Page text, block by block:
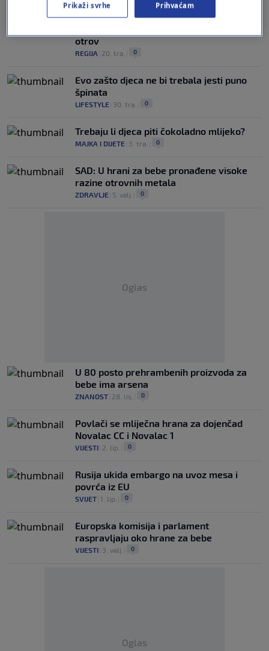
PREVENTIVNA MJERA
I slovenske trgovine povukle dječju hranu
otrov
REGIJA 20. tra. 0
Evo zašto djeca ne bi trebala jesti puno
špinata
LIFESTYLE 30. tra. 0
Trebaju li djeca piti čokoladno mlijeko?
MAJKA I DIJETE 3. tra. 0
SAD: U hrani za bebe pronađene visoke
razine otrovnih metala
ZDRAVLJE 5. velj. 0
Oglas
U 80 posto prehrambenih proizvoda za
bebe ima arsena
ZNANOST 28. lis. 0
Povlači se mliječna hrana za dojenčad
Novalac CC i Novalac 1
VIJESTI 2. lip. 0
Rusija ukida embargo na uvoz mesa i
povrća iz EU
SVIJET 1. lip. 0
Europska komisija i parlament
raspravljaju oko hrane za bebe
VIJESTI 3. velj. 0
Oglas
Prikaži svrhe Prihvaćam